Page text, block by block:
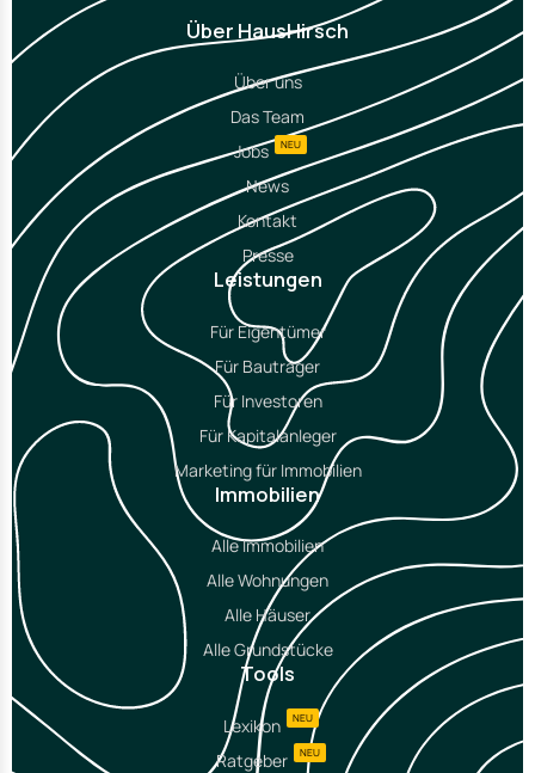
Über HausHirsch
Über uns
Das Team
Jobs
NEU
News
Kontakt
Presse
Leistungen
Für Eigentümer
Für Bauträger
Für Investoren
Für Kapitalanleger
Marketing für Immobilien
Immobilien
Alle Immobilien
Alle Wohnungen
Alle Häuser
Alle Grundstücke
Tools
Lexikon NEU
Ratgeber NEU